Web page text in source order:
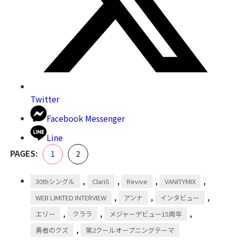
Twitter
Facebook Messenger
Line
PAGES:
Page
1 Page
2
30thシングル , ClariS , Revive , VANITYMIX ,
WEB LIMITED INTERVIEW , アンナ , インタビュー ,
エリー , クララ , メジャーデビュー15周年 ,
勇者のクズ , 第2クールオープニングテーマ